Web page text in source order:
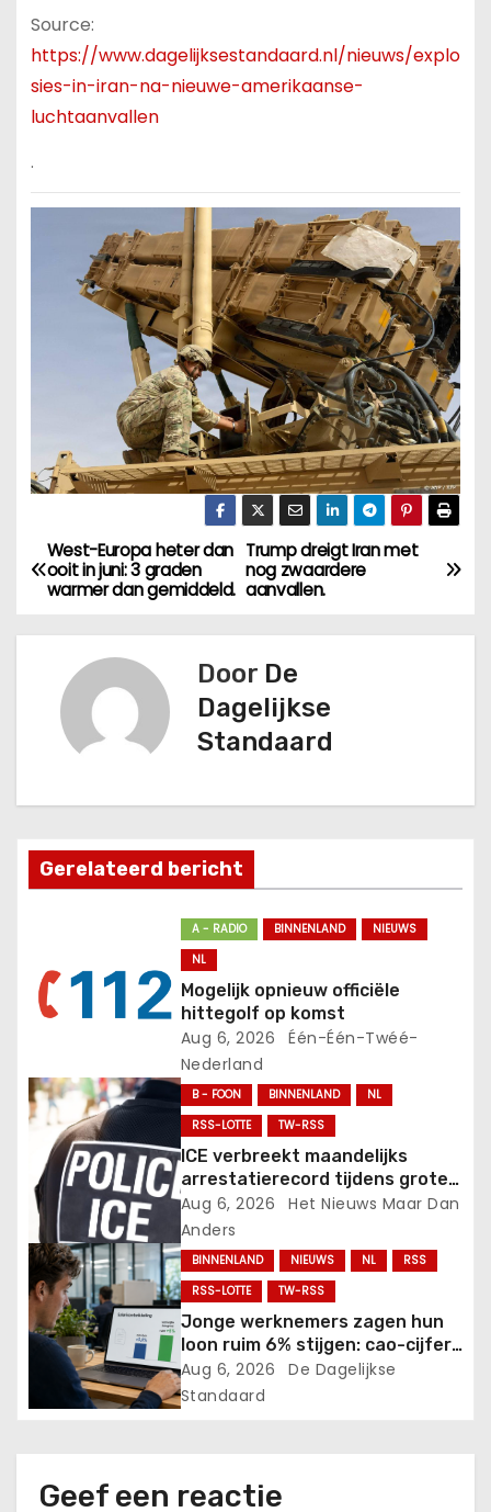
Source:
https://www.dagelijksestandaard.nl/nieuws/explo
sies-in-iran-na-nieuwe-amerikaanse-
luchtaanvallen
.
B
t
n
v
g
a
t
i
e
Trump dreigt Iran met
nog zwaardere
aanvallen.
West-Europa heter dan
ooit in juni: 3 graden
warmer dan gemiddeld.
Door De
Dagelijkse
Standaard
Gerelateerd bericht
A - RADIO BINNENLAND
NIEUWS
NL
Mogelijk opnieuw officiële
hittegolf op komst
Aug 6, 2026
Één-Één-Twéé-
Nederland
B - FOON BINNENLAND
NL
RSS-LOTTE
TW-RSS
ICE verbreekt maandelijks
arrestatierecord tijdens grote
“Detain and Deport” crackdown
in volle gang.
Aug 6, 2026
Het Nieuws Maar Dan
Anders
BINNENLAND NIEUWS NL
RSS
RSS-LOTTE
TW-RSS
Jonge werknemers zagen hun
loon ruim 6% stijgen: cao-cijfer
bleef steken op 5%.
Aug 6, 2026
De Dagelijkse
Standaard
Geef een reactie